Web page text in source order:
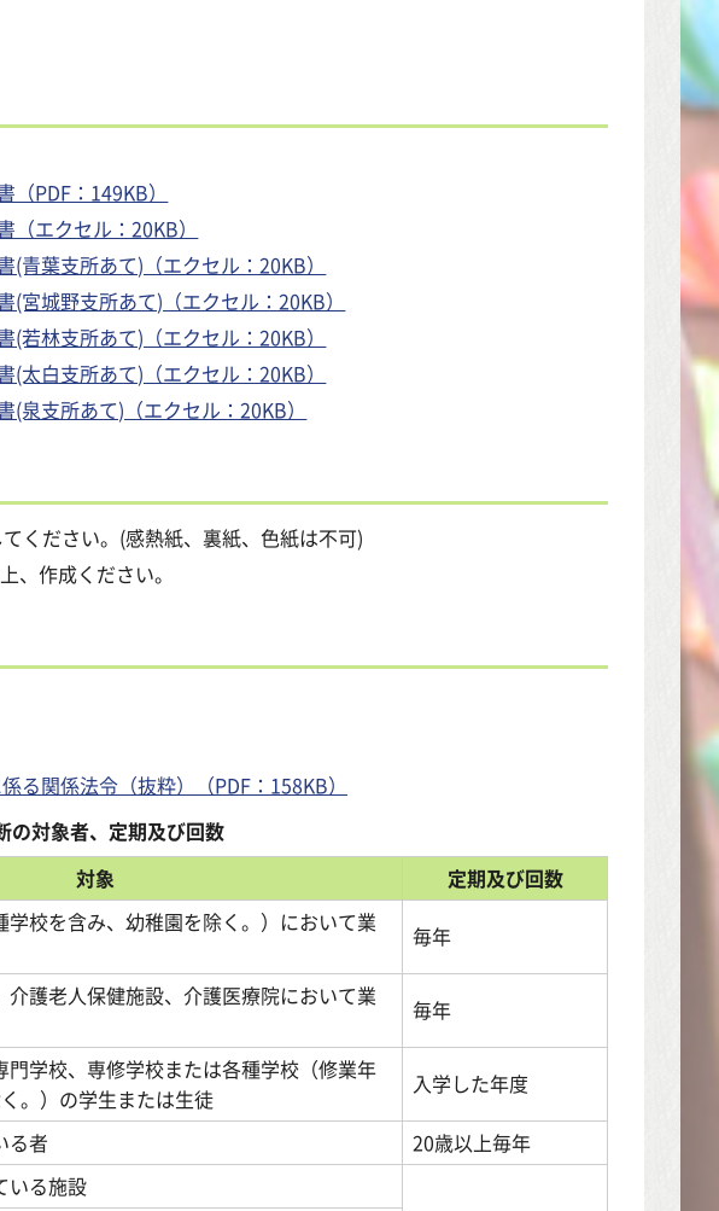
PDF：149KB）
エクセル：20KB）
青葉支所あて)（エクセル：20KB）
宮城野支所あて)（エクセル：20KB）
若林支所あて)（エクセル：20KB）
太白支所あて)（エクセル：20KB）
泉支所あて)（エクセル：20KB）
ください。(感熱紙、裏紙、色紙は不可)
、作成ください。
る関係法令（抜粋）（PDF：158KB）
の対象者、定期及び回数
対象 定期及び回数
学校を含み、幼稚園を除く。）において業
毎年
護老人保健施設、介護医療院において業
毎年
門学校、専修学校または各種学校（修業年
。）の学生または生徒
入学した年度
る者
20歳以上毎年
いる施設